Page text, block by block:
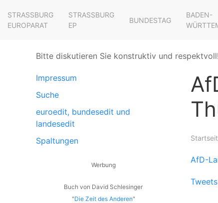
STRASSBURG E
UROPARAT
STRASSBURG E
P
BUNDESTAG
BADEN-
Bitte diskutieren Sie konstruktiv und
AfD-
Impressum
Suche
euroedit, bundesedit und
landesedit
Spaltungen
Werbung
Buch von David Schlesinger
"Die Zeit des Anderen"